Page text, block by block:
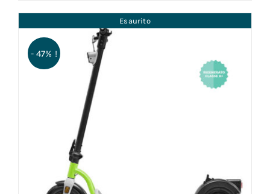
Esaurito
- 47% !